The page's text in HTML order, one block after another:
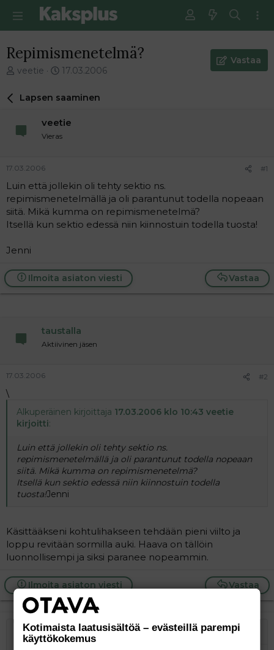
Repimismenetelmä?
V
e
i
t
u
n
a
l
t
t
a
j
veetie
E
s
m
m
ä
n
v
i
e
17.03.2006
Vastaa
Lapsen saaminen
veetie
Vieras
17.03.2006 #1
Luin että jollekin oli tehty sektio ns.
repimismenetelmällä ja oli parantunut todella nopeaan
siitä. Mikä kumma on repimismenetelmä?
Itsellä kun sektio edessä niin kiinnostuin todella tuosta!
Jenni
Vastaa
Ilmoita asiaton viesti
taustalla
Aktiivinen jäsen
17.03.2006 #2
\
Alkuperäinen kirjoittaja 17.03.2006 klo 10:43 veetie
kirjoitti:
Luin että jollekin oli tehty sektio ns.
repimismenetelmällä ja oli parantunut todella nopeaan
siitä. Mikä kumma on repimismenetelmä?
Itsellä kun sektio edessä niin kiinnostuin todella
tuosta!Jenni
Käsittääkseni kohtulihakseen tehdään pieni viilto ja
loppu revitään sormilla auki. Haava on tällöin
luonnollisempi ja siksi paranee nopeammin.
Vastaa
Ilmoita asiaton viesti
Lihavoitu
Kursivoitu
Laajennettuun editoriin…
ListaLaajennettuun editoriin…Laajennettuun
Kumoa
Kotimaista laatusisältöä – evästeillä parempi
käyttökokemus